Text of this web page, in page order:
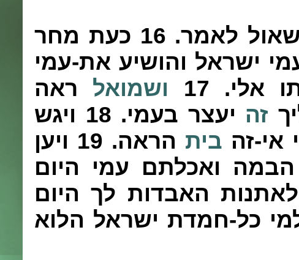
לאמר. 16 כעת מחר
ישראל והושיע את-עמי
אלי. 17 ושמואל ראה
זה יעצר בעמי. 18 ויגש
אי-זה בית הראה. 19 ויען
ואכלתם עמי היום
האבדות לך היום
כל-חמדת ישראל הלוא